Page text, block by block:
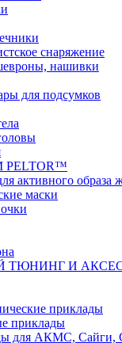
снаряжение
нашивки
для подсумков
PELTOR™
активного образа
маски
ТЮНИНГ И
приклады
приклады
для АКМС, Сайги,